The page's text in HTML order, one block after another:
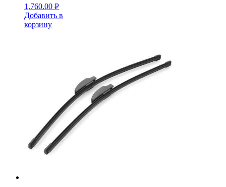
1,760.00 Р
УБ.
Добавить в
корзину